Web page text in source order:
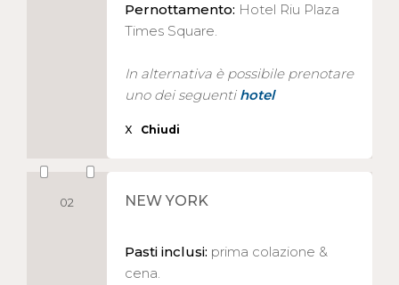
Pernottamento: Hotel Riu Plaza
Times Square.
In alternativa è possibile prenotare
uno dei seguenti hotel
X Chiudi
02 NEW YORK
Pasti inclusi: prima colazione &
cena.